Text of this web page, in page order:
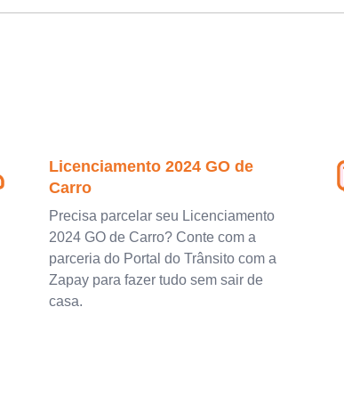
Licenciamento 2024 GO de
Carro
Precisa parcelar seu Licenciamento
2024 GO de Carro? Conte com a
parceria do Portal do Trânsito com a
Zapay para fazer tudo sem sair de
casa.